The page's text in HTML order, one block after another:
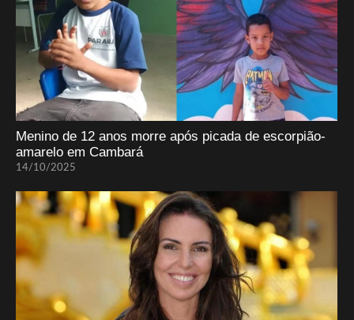
Menino de 12 anos morre após picada de escorpião-
amarelo em Cambará
14/10/2025